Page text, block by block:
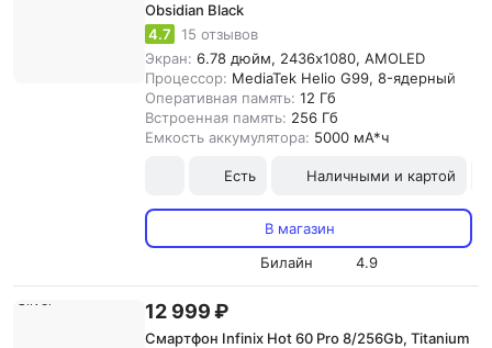
Obsidian Black
4.7
15 отзывов
Экран: 6.78 дюйм, 2436x1080, AMOLED
Процессор: MediaTek Helio G99, 8-ядерный
Оперативная память: 12 Гб
Встроенная память: 256 Гб
Емкость аккумулятора: 5000 мА*ч
Есть Наличными и картой
В магазин
Билайн
4.9
12 999 ₽
Смартфон Infinix Hot 60 Pro 8/256Gb, Titanium